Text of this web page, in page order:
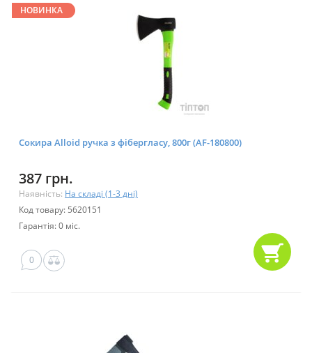
НОВИНКА
Сокира Alloid ручка з фібергласу, 800г (AF-180800)
387 грн.
Наявність: На складі (1-3 дні)
Код товару: 5620151
Гарантія: 0 міс.
0